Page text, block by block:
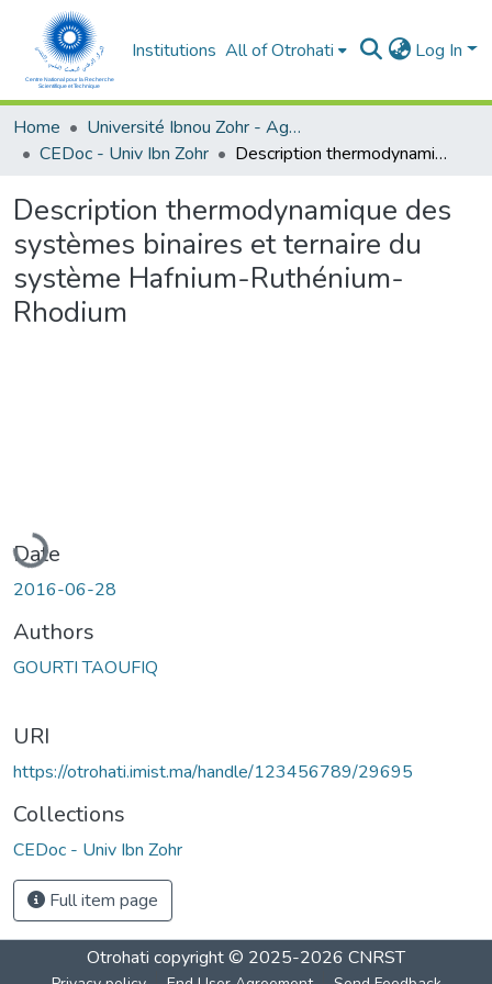
Institutions All of Otrohati Log In
Home
Université Ibnou Zohr - Agadir
CEDoc - Univ Ibn Zohr
Description thermodynamique des systèmes binaires et ternaire du système Hafnium-Ruthénium-Rhodium
Description thermodynamique des
systèmes binaires et ternaire du
système Hafnium-Ruthénium-
Rhodium
Loading...
Date
2016-06-28
Authors
GOURTI TAOUFIQ
URI
https://otrohati.imist.ma/handle/123456789/29695
Collections
CEDoc - Univ Ibn Zohr
Full item page
Otrohati copyright © 2025-2026 CNRST